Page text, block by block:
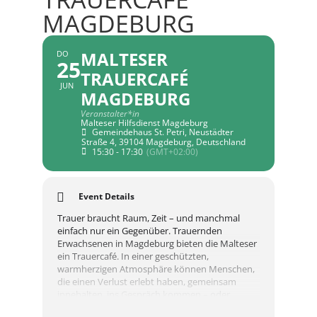
MAGDEBURG
DO
25
JUN
MALTESER
TRAUERCAFÉ
MAGDEBURG
Veranstalter*in
Malteser Hilfsdienst Magdeburg
Gemeindehaus St. Petri, Neustädter
Straße 4, 39104 Magdeburg, Deutschland
15:30 - 17:30 (GMT+02:00)
Event Details
Trauer braucht Raum, Zeit – und manchmal
einfach nur ein Gegenüber. Trauernden
Erwachsenen in Magdeburg bieten die Malteser
ein Trauercafé. In einer geschützten,
warmherzigen Atmosphäre können Menschen,
die einen Verlust erlebt haben, gemeinsam